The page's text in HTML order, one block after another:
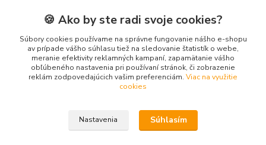
Kontakty
Martin
+421 949 143 523
(Po-Pia, 8-16 hod.)
🍪 Ako by ste radi svoje cookies?
Súbory cookies používame na správne fungovanie nášho e-shopu
av prípade vášho súhlasu tiež na sledovanie štatistík o webe,
meranie efektivity reklamných kampaní, zapamätanie vášho
obľúbeného nastavenia pri používaní stránok, či zobrazenie
reklám zodpovedajúcich vašim preferenciám. Viac na využitie
cookies
Nastavenia Súhlasím